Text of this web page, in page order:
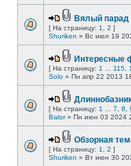
Вялый парад
[ На страницу: 1 2 ]
Shuriken » Вс июл 19
Интересные
[ На страницу: 1 115
Solo » Пн апр 22 2013
[ На страницу: 1 7 8
Balor» Пн июн 03 2024
Обзорная
[ На страницу: 1 2 ]
Shuriken » Вт июн 30